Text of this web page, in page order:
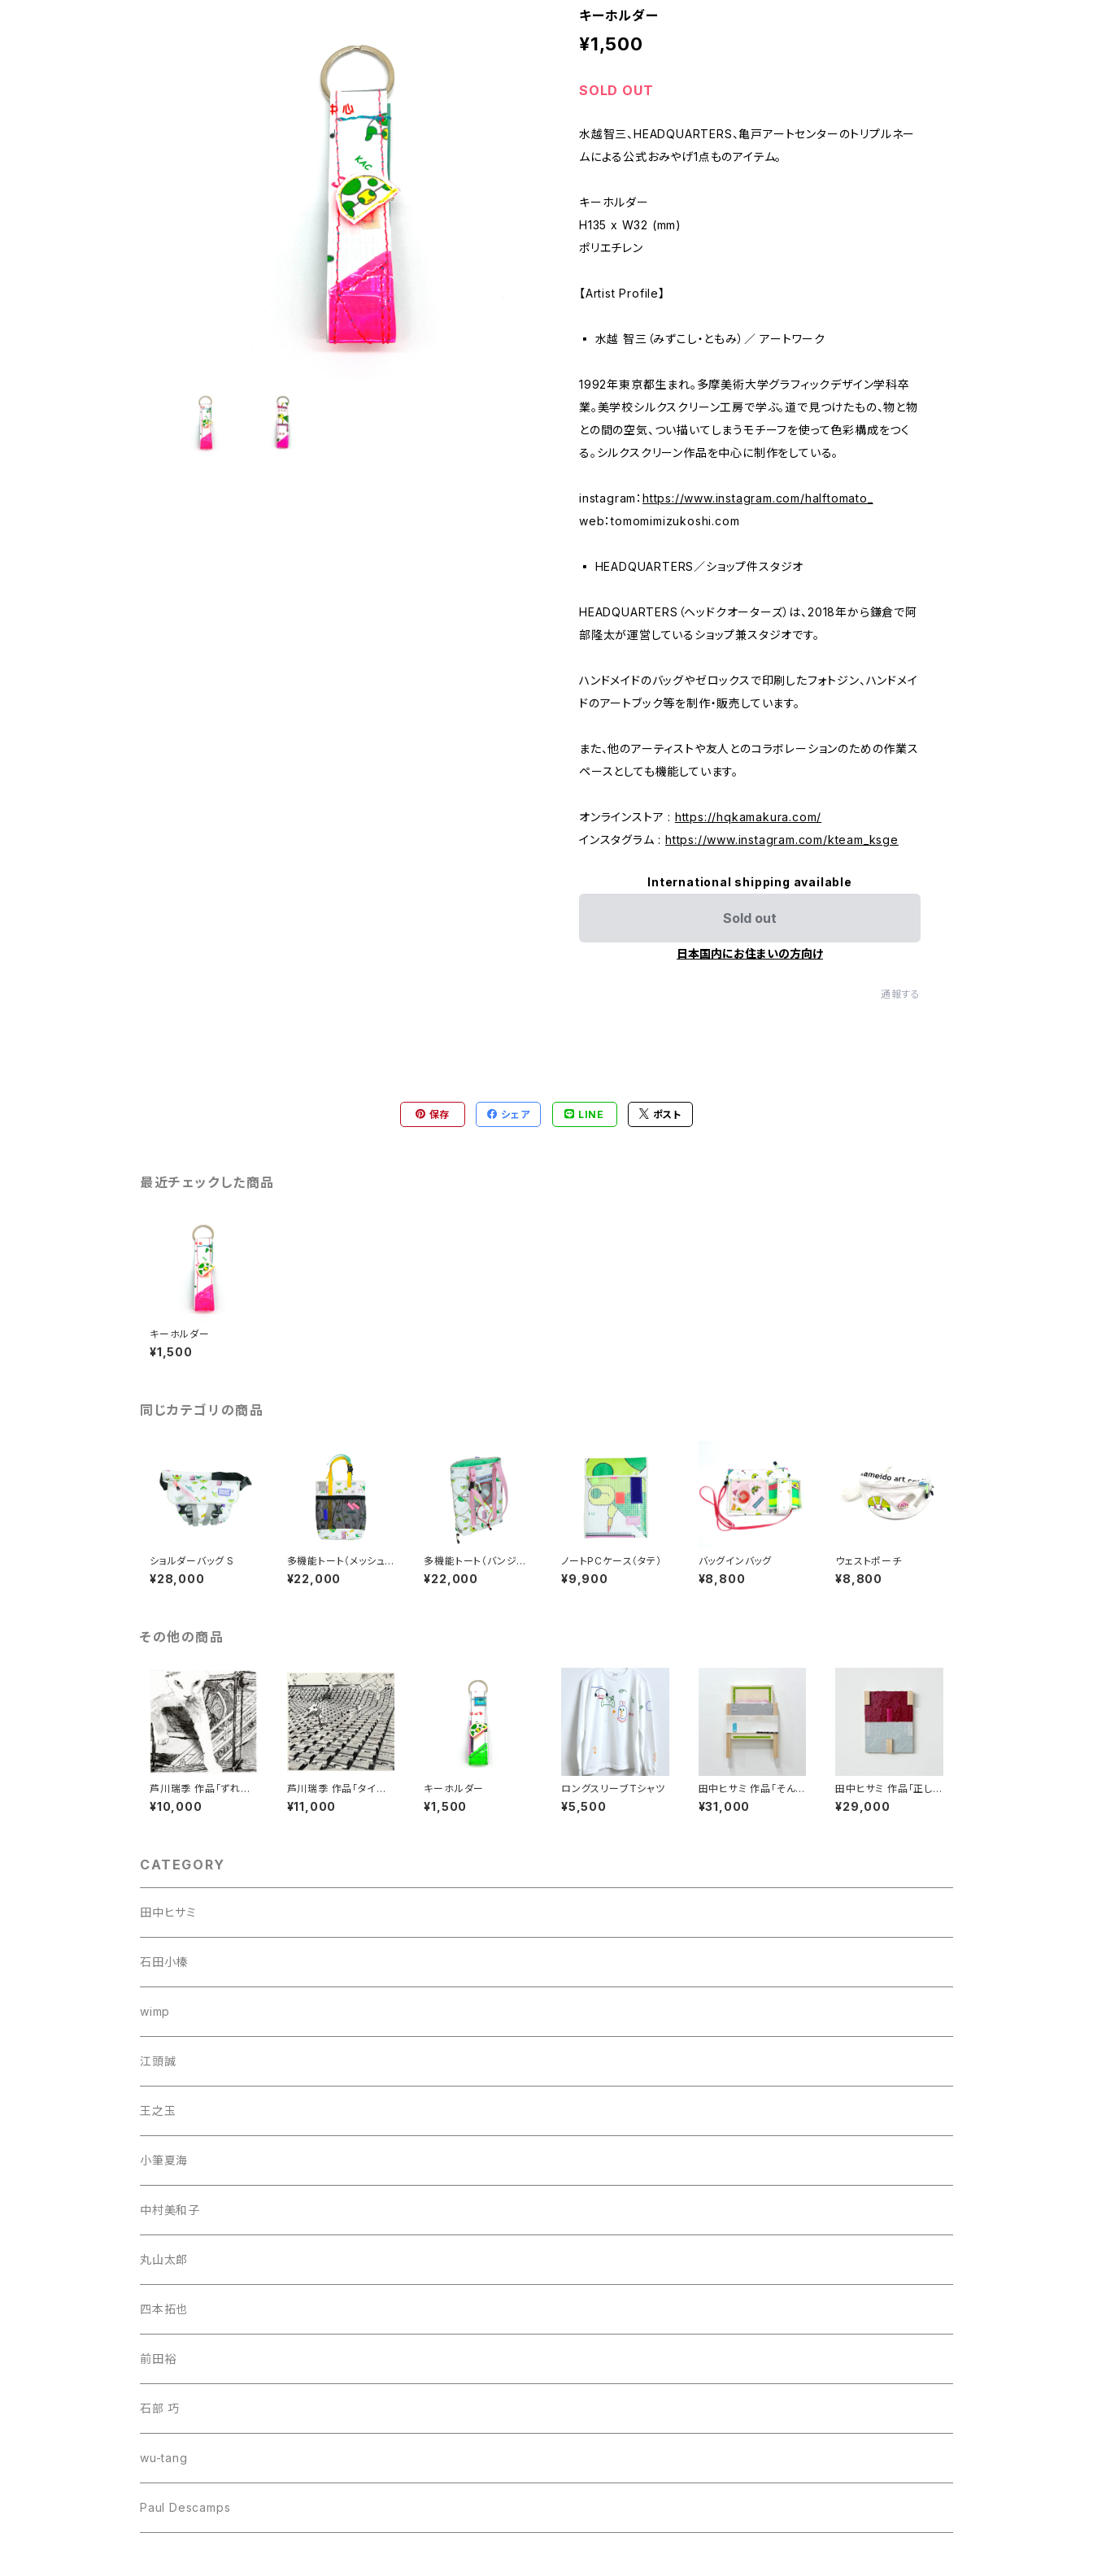
キーホルダー
¥1,500
SOLD OUT
水越智三、HEADQUARTERS、亀戸アートセンターのトリプルネー
ムによる公式おみやげ1点ものアイテム。
キーホルダー
H135 x W32 (mm)
ポリエチレン
【Artist Profile】
▪️ 水越 智三（みずこし・ともみ）／ アートワーク
1992年東京都生まれ。多摩美術大学グラフィックデザイン学科卒
業。美学校シルクスクリーン工房で学ぶ。道で見つけたもの、物と物
との間の空気、つい描いてしまうモチーフを使って色彩構成をつく
る。シルクスクリーン作品を中心に制作をしている。
instagram： https://www.instagram.com/halftomato_
web：tomomimizukoshi.com
▪️ HEADQUARTERS／ショップ件スタジオ
HEADQUARTERS（ヘッドクオーターズ）は、2018年から鎌倉で阿
部隆太が運営しているショップ兼スタジオです。
ハンドメイドのバッグやゼロックスで印刷したフォトジン、ハンドメイ
ドのアートブック等を制作・販売しています。
また、他のアーティストや友人とのコラボレーションのための作業ス
ペースとしても機能しています。
オンラインストア : https://hqkamakura.com/
インスタグラム :https://www.instagram.com/kteam_ksge
International shipping available
Sold out
日本国内にお住まいの方向け
通報する
保存 シェア LINE ポスト
最近チェックした商品
キーホルダー
¥1,500
同じカテゴリの商品
ショルダーバッグ S
¥28,000
多機能トート（メッシュ
ポケット）
¥22,000
多機能トート（バンジー
コード）
¥22,000
ノートPCケース（タテ）
¥9,900
バッグインバッグ
¥8,800
ウェストポーチ
¥8,800
その他の商品
芦川瑞季 作品「ずれて
る猫」
¥10,000
芦川瑞季 作品「タイニ
ー・ガイズ02」
¥11,000
キーホルダー
¥1,500
ロングスリーブTシャツ
¥5,500
田中ヒサミ 作品「そんな
場所がもしあるとする
ならば 」
¥31,000
田中ヒサミ 作品「正しい
と思うことをしただけ 」
¥29,000
CATEGORY
田中ヒサミ
石田小榛
wimp
江頭誠
王之玉
小筆夏海
中村美和子
丸山太郎
四本拓也
前田裕
石部 巧
wu-tang
Paul Descamps